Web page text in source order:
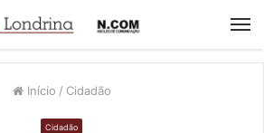
Início / Cidadão
Cidadão